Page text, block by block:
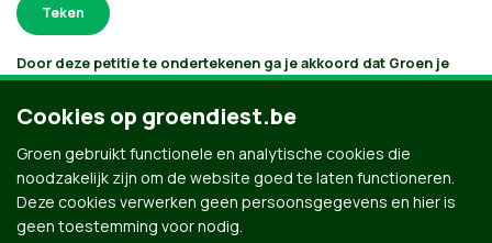
Door deze petitie te ondertekenen ga je akkoord dat Groen je
gegevens verwerkt en bijhoudt volgenshaar privacybeleid. Als je
aanvinkt dat je e-mails wilt ontvangen, houden we je op de
hoogte volgens je interesses. Je kan je gegevens opvragen,
laten verbeteren of laten verwijderen.
Cookies op groendiest.be
Groen gebruikt functionele en analytische cookies die
noodzakelijk zijn om de website goed te laten functioneren.
Deze cookies verwerken geen persoonsgegevens en hier is
geen toestemming voor nodig.